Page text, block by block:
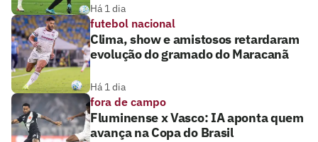
Há 1 dia
futebol nacional
Clima, show e amistosos retardaram
evolução do gramado do Maracanã
Há 1 dia
fora de campo
Fluminense x Vasco: IA aponta quem
avança na Copa do Brasil